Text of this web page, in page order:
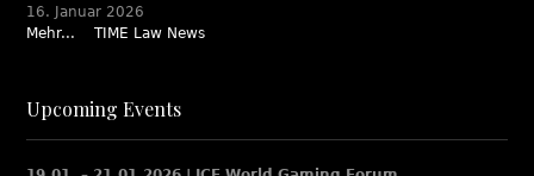
16. Januar 2026
Mehr...
TIME Law News
Upcoming Events